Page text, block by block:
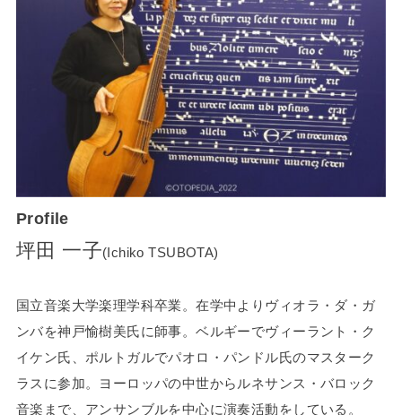
Profile
坪田 一子(Ichiko TSUBOTA)
国立音楽大学楽理学科卒業。在学中よりヴィオラ・ダ・ガ
ンバを神戸愉樹美氏に師事。ベルギーでヴィーラント・ク
イケン氏、ポルトガルでパオロ・パンドル氏のマスターク
ラスに参加。ヨーロッパの中世からルネサンス・バロック
音楽まで、アンサンブルを中心に演奏活動をしている。